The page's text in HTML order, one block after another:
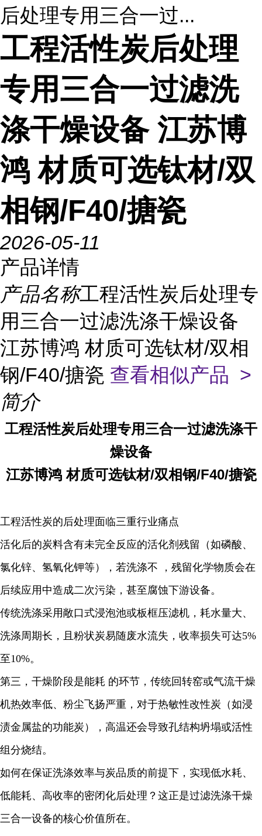
后处理专用三合一过...
工程活性炭后处理
专用三合一过滤洗
涤干燥设备 江苏博
鸿 材质可选钛材/双
相钢/F40/搪瓷
2026-05-11
产品详情
产品名称工程活性炭后处理专
用三合一过滤洗涤干燥设备
江苏博鸿 材质可选钛材/双相
钢/F40/搪瓷 查看相似产品 >
简介
工程活性炭后处理专用三合一过滤洗涤干
燥设备
江苏博鸿 材质可选钛材/双相钢/F40/搪瓷
工程活性炭的后处理面临三重行业痛点
活化后的炭料含有未完全反应的活化剂残留（如磷酸、
氯化锌、氢氧化钾等），若洗涤不 ，残留化学物质会在
后续应用中造成二次污染，甚至腐蚀下游设备。
传统洗涤采用敞口式浸泡池或板框压滤机，耗水量大、
洗涤周期长，且粉状炭易随废水流失，收率损失可达5%
至10%。
第三，干燥阶段是能耗 的环节，传统回转窑或气流干燥
机热效率低、粉尘飞扬严重，对于热敏性改性炭（如浸
渍金属盐的功能炭），高温还会导致孔结构坍塌或活性
组分烧结。
如何在保证洗涤效率与炭品质的前提下，实现低水耗、
低能耗、高收率的密闭化后处理？这正是过滤洗涤干燥
三合一设备的核心价值所在。